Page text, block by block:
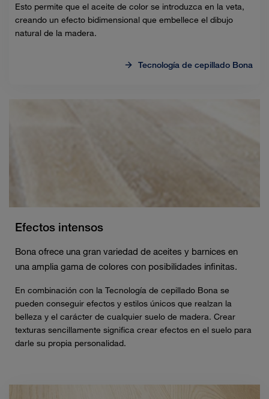
Esto permite que el aceite de color se introduzca en la veta,
creando un efecto bidimensional que embellece el dibujo
natural de la madera.
Tecnología de cepillado Bona
Efectos intensos
Bona ofrece una gran variedad de aceites y barnices en
una amplia gama de colores con posibilidades infinitas.
En combinación con la Tecnología de cepillado Bona se
pueden conseguir efectos y estilos únicos que realzan la
belleza y el carácter de cualquier suelo de madera. Crear
texturas sencillamente significa crear efectos en el suelo para
darle su propia personalidad.